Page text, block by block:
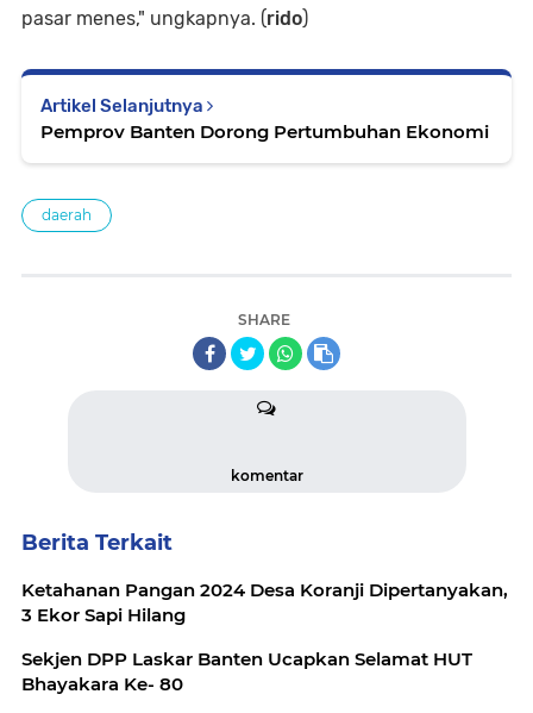
pasar menes," ungkapnya. (rido)
Artikel Selanjutnya
Pemprov Banten Dorong Pertumbuhan Ekonomi
daerah
SHARE
komentar
Berita Terkait
Ketahanan Pangan 2024 Desa Koranji Dipertanyakan,
3 Ekor Sapi Hilang
Sekjen DPP Laskar Banten Ucapkan Selamat HUT
Bhayakara Ke- 80